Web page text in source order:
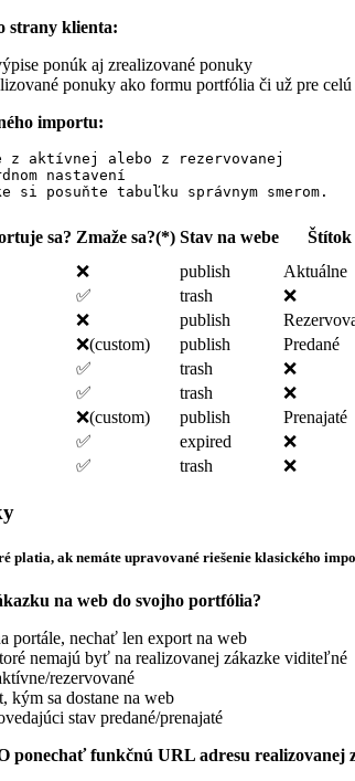
strany klienta:
ponúk aj zrealizované ponuky
ponuky ako formu portfólia či už pre
importu:
z aktívnej alebo z rezervovanej
nastavení
si posuňte tabuľku správnym smerom.
sa? Zmaže sa?(*) Stav na webe Štítok
❌ publish Aktuálne
✅ trash ❌
❌ publish
❌(custom) publish Predané
✅ trash ❌
✅ trash ❌
❌(custom) publish Prenajaté
✅ expired ❌
✅ trash ❌
platia, ak nemáte upravované riešenie klasického
na web do svojho portfólia?
portále, nechať len export na web
nemajú byť na realizovanej zákazke viditeľné
rezervované
kým sa dostane na web
stav predané/prenajaté
ponechať funkčnú URL adresu realizovanej